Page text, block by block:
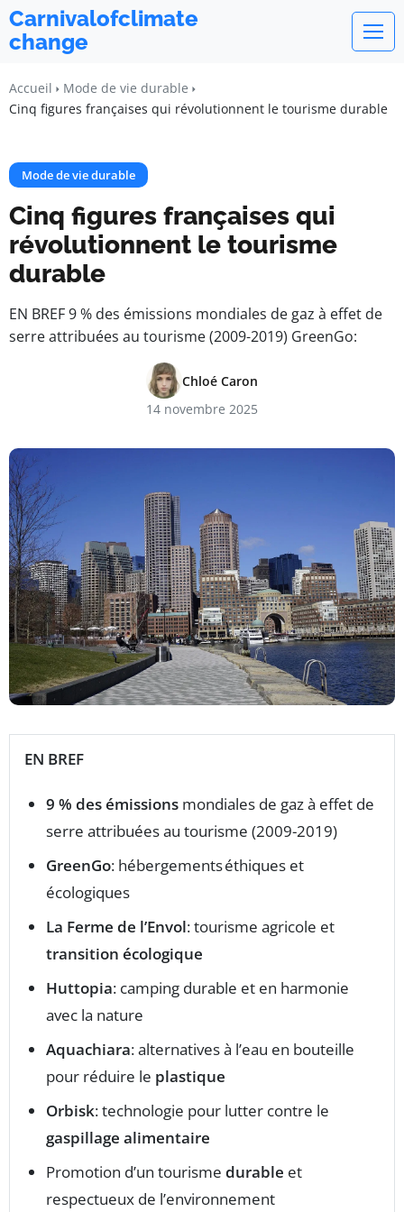
Carnivalofclimate
change
Accueil
Mode de vie durable
Cinq figures françaises qui révolutionnent le tourisme durable
Mode de vie durable
Cinq figures françaises qui
révolutionnent le tourisme
durable
EN BREF 9 % des émissions mondiales de gaz à effet de
serre attribuées au tourisme (2009-2019) GreenGo:
Chloé Caron
14 novembre 2025
EN BREF
9 % des émissions mondiales de gaz à effet de
serre attribuées au tourisme (2009-2019)
GreenGo: hébergements éthiques et
écologiques
La Ferme de l’Envol: tourisme agricole et
transition écologique
Huttopia: camping durable et en harmonie
avec la nature
Aquachiara: alternatives à l’eau en bouteille
pour réduire le plastique
Orbisk: technologie pour lutter contre le
gaspillage alimentaire
Promotion d’un tourisme durable et
respectueux de l’environnement